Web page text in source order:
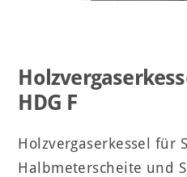
HDG F
Holzvergaserkessel für
Halbmeterscheite und